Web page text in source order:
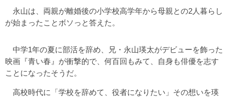
永山は、両親が離婚後の小学校高学年から母親との2人暮らし
が始まったことボソっと答えた。
中学1年の夏に部活を辞め、兄・永山瑛太がデビューを飾った
映画『青い春』が衝撃的で、何百回もみて、自身も俳優を志す
ことになったそうだ。
高校時代に「学校を辞めて、役者になりたい」その想いを瑛